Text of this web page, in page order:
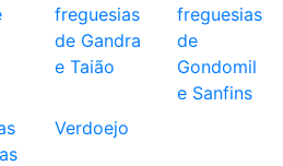
freguesias
de Gandra
e Taião
freguesias
de
Gondomil
e Sanfins
Verdoejo